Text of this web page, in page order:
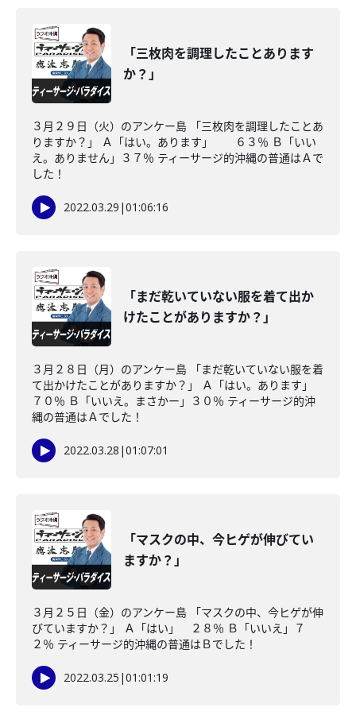
「三枚肉を調理したことあります
か？」
３月２９日（火）のアンケー島 「三枚肉を調理したことあ
りますか？」 Ａ「はい。あります」 ６３％ Ｂ「いい
え。ありません」３７％ ティーサージ的沖縄の普通はＡで
した！
2022.03.29 |01:06:16
「まだ乾いていない服を着て出か
けたことがありますか？」
３月２８日（月）のアンケー島 「まだ乾いていない服を着
て出かけたことがありますか？」 Ａ「はい。あります」
７０％ Ｂ「いいえ。まさかー」３０％ ティーサージ的沖
縄の普通はＡでした！
2022.03.28 |01:07:01
「マスクの中、今ヒゲが伸びてい
ますか？」
３月２５日（金）のアンケー島 「マスクの中、今ヒゲが伸
びていますか？」 Ａ「はい」 ２８％ Ｂ「いいえ」７
２％ ティーサージ的沖縄の普通はＢでした！
2022.03.25 |01:01:19